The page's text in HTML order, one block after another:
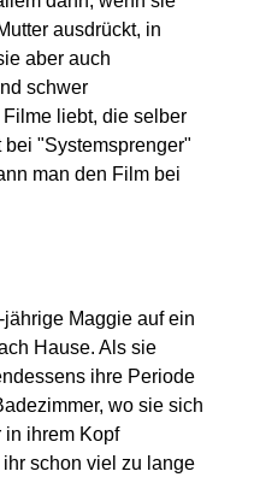
ausdrückt, in
aber auch
schwer
liebt, die selber
"Systemsprenger"
man den Film bei
Maggie auf ein
Hause. Als sie
ihre Periode
wo sie sich
in ihrem Kopf
schon viel zu lange